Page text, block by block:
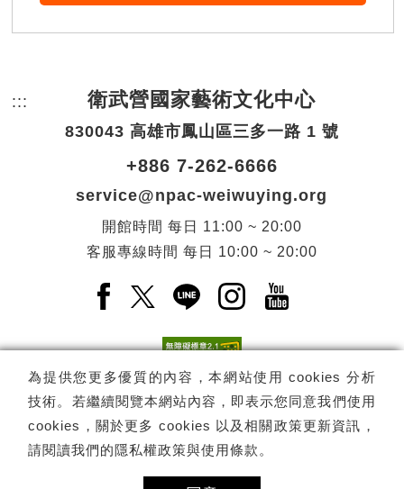
為提供您更多優質的內容，本網站使用 cookies 分析
技術。若繼續閱覽本網站內容，即表示您同意我們使用
cookies，關於更多 cookies 以及相關政策更新資訊，
請閱讀我們的隱私權政策與使用條款 。
::: 頁尾網站資訊。
衛武營國家藝術文化中心
830043 高雄市鳳山區三多一路 1 號
+886 7-262-6666
service@npac-weiwuying.org
開館時間 每日
11:00 ~ 20:00
客服專線時間 每日 10:00 ~ 20:00
Facebook(另開新視窗)
X(另開新視窗)
LINE(另開新視窗)
Instagram(另開新視
YouTube(另開
電子報訂閱 訂閱
Copyright © 國家表演藝術中心 -衛武營國家藝術文化中心